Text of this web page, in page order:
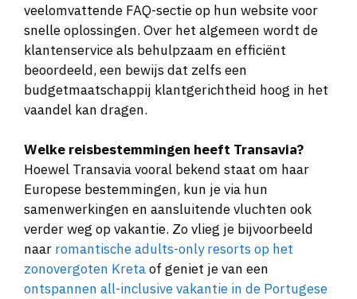
veelomvattende FAQ-sectie op hun website voor
snelle oplossingen. Over het algemeen wordt de
klantenservice als behulpzaam en efficiënt
beoordeeld, een bewijs dat zelfs een
budgetmaatschappij klantgerichtheid hoog in het
vaandel kan dragen.
Welke reisbestemmingen heeft Transavia?
Hoewel Transavia vooral bekend staat om haar
Europese bestemmingen, kun je via hun
samenwerkingen en aansluitende vluchten ook
verder weg op vakantie. Zo vlieg je bijvoorbeeld
naar romantische adults-only resorts op het
zonovergoten Kretaof geniet je van een
ontspannen all-inclusive vakantie in de Portugese